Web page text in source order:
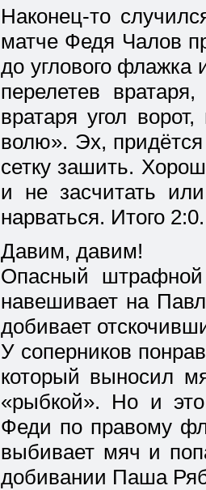
Наконец-то
матче Федя Чалов
до углового флажка
перелетев
вратаря угол
волю». Эх,
сетку зашить.
и не засчитать
нарваться. Итого 2:0.
Давим, давим!
Опасный
навешивает на
добивает
У соперников
который выносил
«рыбкой». Но и
Феди по правому
выбивает мяч и
добивании Паша